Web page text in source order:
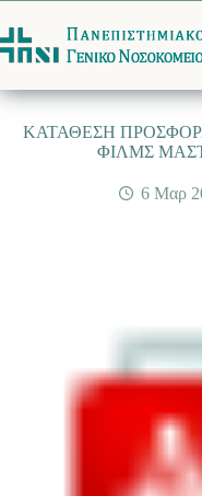
στο
περιεχόμενο
ΚΑΤΑΘΕΣΗ
ΦΙΛΜΣ
6 Μαρ